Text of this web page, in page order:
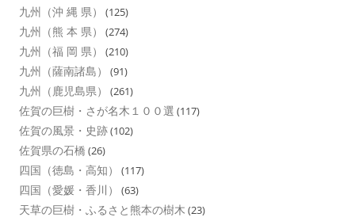
九州（沖 縄 県） (125)
九州（熊 本 県） (274)
九州（福 岡 県） (210)
九州（薩南諸島） (91)
九州（鹿児島県） (261)
佐賀の巨樹・さが名木１００選 (117)
佐賀の風景・史跡(102)
佐賀県の石橋 (26)
四国（徳島・高知） (117)
四国（愛媛・香川） (63)
天草の巨樹・ふるさと熊本の樹木 (23)